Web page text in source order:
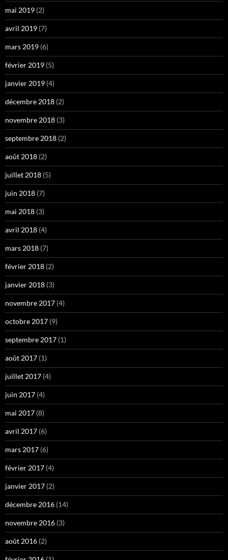
mai 2019 (2)
avril 2019 (7)
mars 2019 (6)
février 2019 (5)
janvier 2019 (4)
décembre 2018 (2)
novembre 2018 (3)
septembre 2018 (2)
août 2018 (2)
juillet 2018 (5)
juin 2018 (7)
mai 2018 (3)
avril 2018 (4)
mars 2018 (7)
février 2018 (2)
janvier 2018 (3)
novembre 2017 (4)
octobre 2017 (9)
septembre 2017 (1)
août 2017 (1)
juillet 2017 (4)
juin 2017 (4)
mai 2017 (8)
avril 2017 (6)
mars 2017 (6)
février 2017 (4)
janvier 2017 (2)
décembre 2016 (14)
novembre 2016 (3)
août 2016 (2)